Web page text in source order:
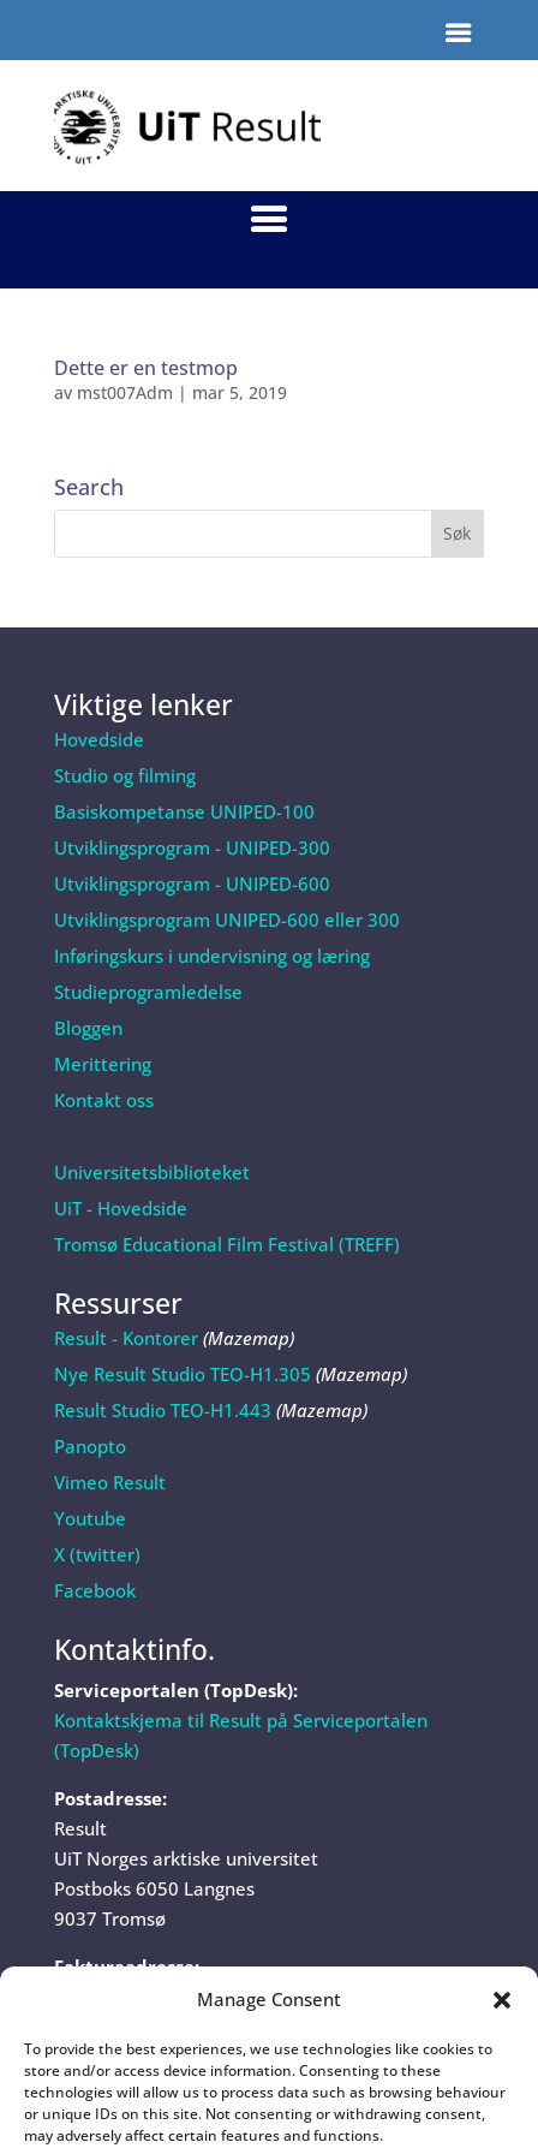
Manage Consent
To provide the best experiences, we use technologies like cookies to
store and/or access device information. Consenting to these
technologies will allow us to process data such as browsing behaviour
or unique IDs on this site. Not consenting or withdrawing consent,
may adversely affect certain features and functions.
Dette er en testmop
av mst007Adm | mar 5, 2019
Search
Viktige lenker
Hovedside
Studio og filming
Basiskompetanse UNIPED-100
Utviklingsprogram - UNIPED-300
Utviklingsprogram - UNIPED-600
Utviklingsprogram UNIPED-600 eller 300
Inføringskurs i undervisning og læring
Studieprogramledelse
Bloggen
Merittering
Kontakt oss
Universitetsbiblioteket
UiT - Hovedside
Tromsø Educational Film Festival (TREFF)
Ressurser
Result - Kontorer(Mazemap)
Nye Result Studio TEO-H1.305 (Mazemap)
Result Studio TEO-H1.443 (Mazemap)
Panopto
Vimeo Result
Youtube
X (twitter)
Facebook
Kontaktinfo.
Serviceportalen (TopDesk):
Kontaktskjema til Result på Serviceportalen
(TopDesk)
Postadresse:
Result
UiT Norges arktiske universitet
Postboks 6050 Langnes
9037 Tromsø
Fakturaadresse:
UiT Norges arktiske universitet
Postboks 6050 Langnes
9037 Tromsø
Organisasjonsnummer: